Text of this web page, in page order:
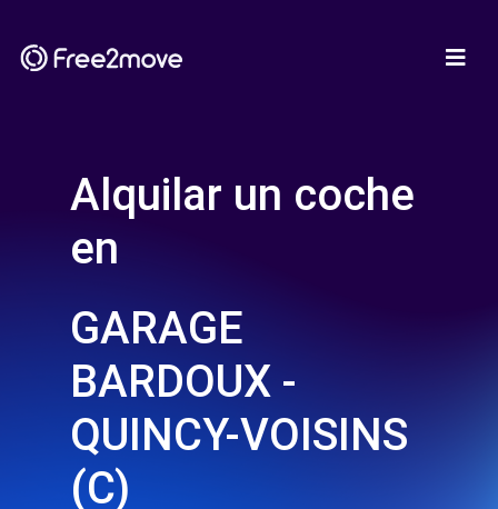
Alquilar un coche
en
GARAGE
BARDOUX -
QUINCY-VOISINS
(C)